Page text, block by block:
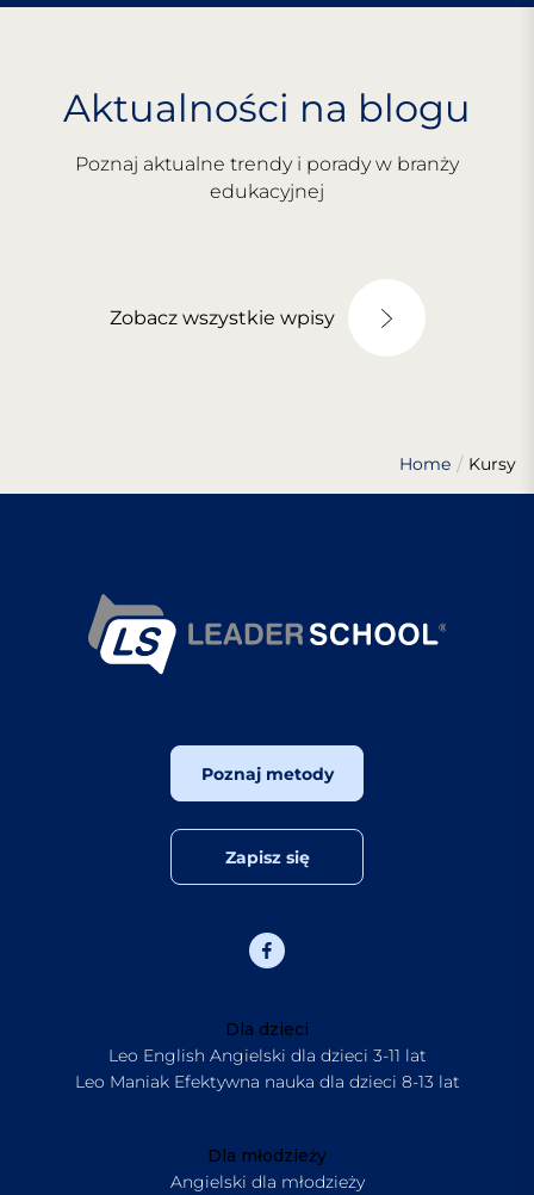
Aktualności na blogu
Poznaj aktualne trendy i porady w branży
edukacyjnej
Zobacz wszystkie wpisy
Home Kursy
Poznaj metody
Zapisz się
Dla dzieci
Leo English Angielski dla dzieci 3-11 lat
Leo Maniak Efektywna nauka dla dzieci 8-13 lat
Dla młodzieży
Angielski dla młodzieży